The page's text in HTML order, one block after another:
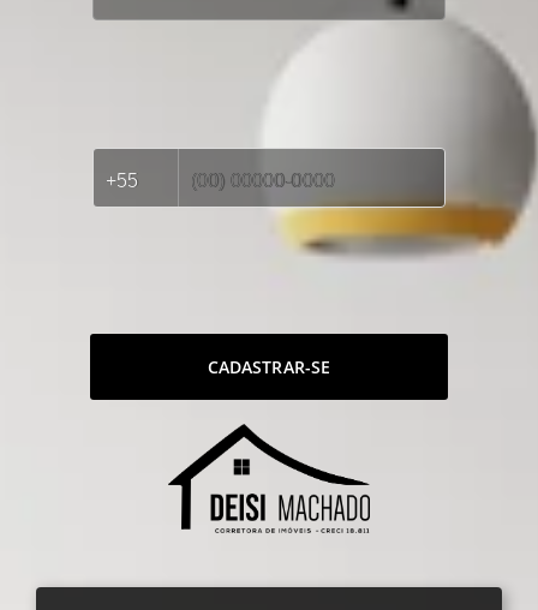
CADASTRAR-SE